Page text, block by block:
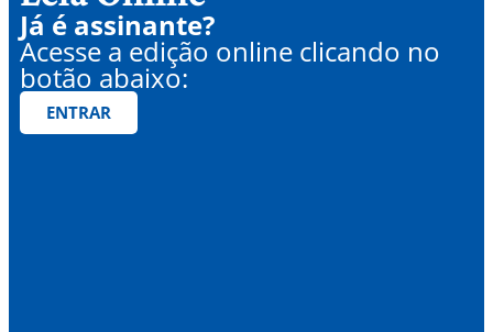
Já é assinante?
Acesse a edição online clicando no
botão abaixo:
ENTRAR